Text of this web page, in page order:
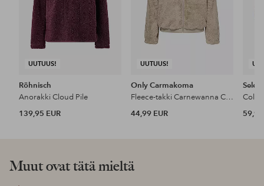
UUTUUS!
Röhnisch
Anorakki Cloud Pile
139,95 EUR
UUTUUS!
Only Carmakoma
Fleece-takki Carnewanna Contact Sherpa Jckt Otw
44,99 EUR
59,99
Muut ovat tätä mieltä